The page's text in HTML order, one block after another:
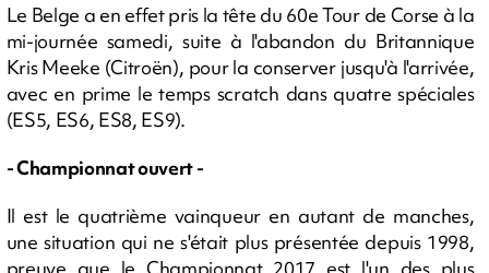
Le Belge a en effet pris la tête du 60e Tour de Corse à la
mi-journée samedi, suite à l'abandon du Britannique
Kris Meeke (Citroën), pour la conserver jusqu'à l'arrivée,
avec en prime le temps scratch dans quatre spéciales
(ES5, ES6, ES8, ES9).
- Championnat ouvert -
Il est le quatrième vainqueur en autant de manches,
une situation qui ne s'était plus présentée depuis 1998,
preuve que le Championnat 2017 est l'un des plus